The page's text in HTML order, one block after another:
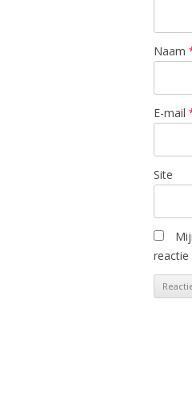
Naam
E-mail
Site
reactie